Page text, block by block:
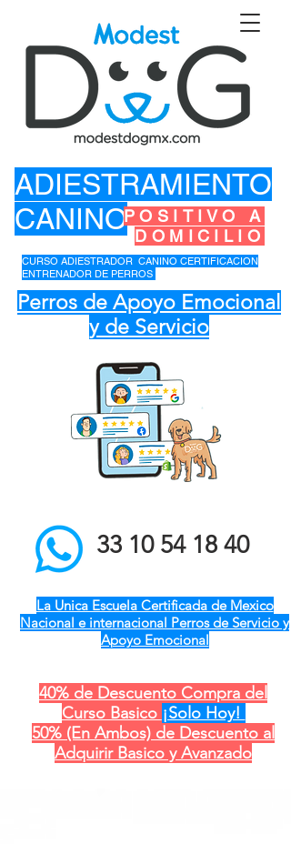
ADIESTRAMIENTO
CANINOPOSITIVO A
DOMICILIO
Perros de Apoyo Emocional
y de Servicio
el mejor entrenador de
perros a domicilio qro ver
pue gdl cdmx mty cdmx
modest dog adiestramiento
33 10 54 18 40
La Unica Escuela Certificada de Mexico
Nacional e internacional Perros de Servicio y
Apoyo Emocional
40% de Descuento Compra del
Curso Basico ¡Solo Hoy!
50% (En Ambos) de Descuento al
Adquirir Basico y Avanzado
CURSO ADIESTRADOR CANINO CERTIFICACION
ENTRENADOR DE PERROS